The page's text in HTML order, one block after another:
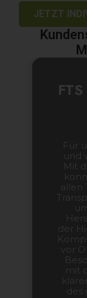
JETZT
Für
und
Mit
allen
der
vor
mit
des